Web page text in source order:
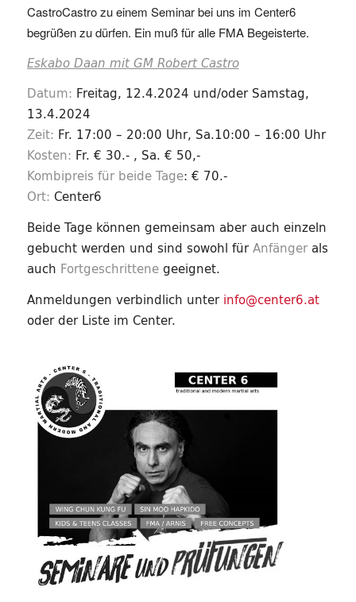
CastroCastro zu einem Seminar bei uns im Center6
begrüßen zu dürfen. Ein muß für alle FMA Begeisterte.
Eskabo Daan mit GM Robert Castro
Datum: Freitag, 12.4.2024 und/oder Samstag,
13.4.2024
Zeit: Fr. 17:00 – 20:00 Uhr, Sa.10:00 – 16:00 Uhr
Kosten: Fr. € 30.- , Sa. € 50,-
Kombipreis für beide Tage: € 70.-
Ort: Center6
Beide Tage können gemeinsam aber auch einzeln
gebucht werden und sind sowohl fürAnfänger als
auch Fortgeschrittenegeeignet.
Anmeldungen verbindlich unter info@center6.at
oder der Liste im Center.